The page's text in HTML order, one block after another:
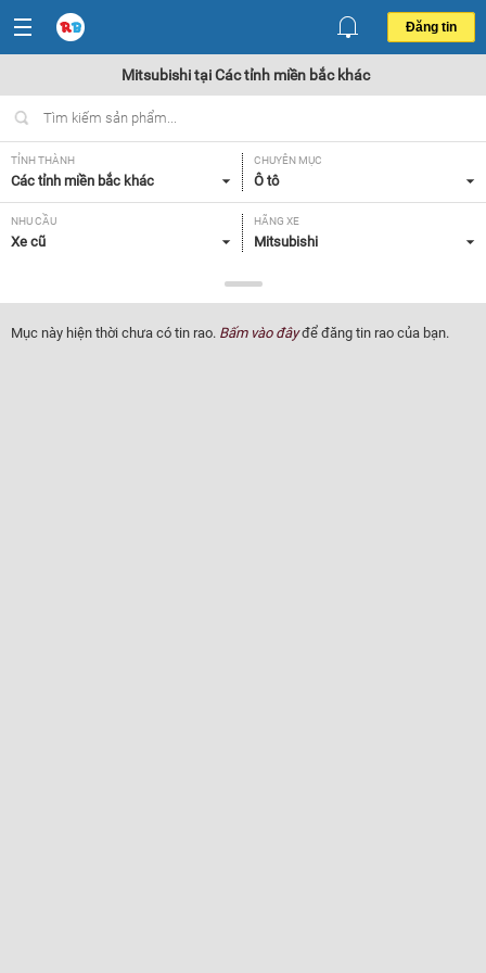
Đăng tin
Mitsubishi tại Các tỉnh miền bắc khác
TỈNH THÀNH
Các tỉnh miền bắc khác
CHUYÊN MỤC
Ô tô
NHU CẦU
Xe cũ
HÃNG XE
Mitsubishi
Tất cả
NĂM SẢN XUẤT
Tất cả
GIÁ XE XUẤT XỨ
Mục này hiện thời chưa có tin rao. Bấm vào đâyđể đăng tin rao của bạn.